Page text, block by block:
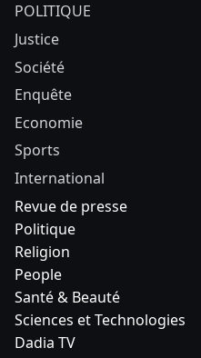
POLITIQUE
Justice
Société
Enquête
Economie
Sports
International
Revue de presse
Politique
Religion
People
Santé & Beauté
Sciences et Technologies
Dadia TV